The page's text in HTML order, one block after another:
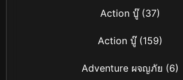
Action บู๊(37)
Action บู๊(159)
Adventure ผจญภัย (6)